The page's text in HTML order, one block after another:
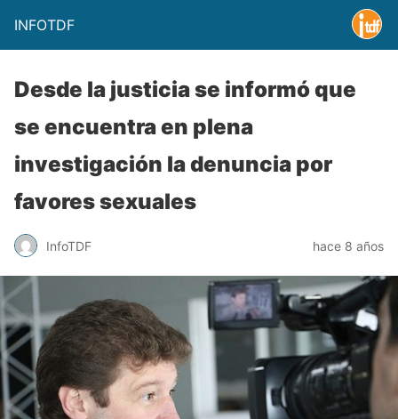
INFOTDF
Desde la justicia se informó que
se encuentra en plena
investigación la denuncia por
favores sexuales
InfoTDF hace 8 años